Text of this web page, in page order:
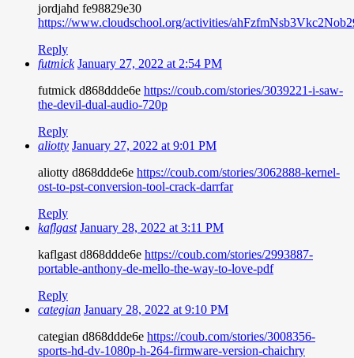
jordjahd fe98829e30
https://www.cloudschool.org/activities/
Reply
futmick January 27, 2022 at 2:54 PM
futmick d868ddde6e https://coub.com/stories/3039221-i-saw-
the-devil-dual-audio-720p
Reply
aliotty January 27, 2022 at 9:01 PM
aliotty d868ddde6e https://coub.com/stories/3062888-kernel-
ost-to-pst-conversion-tool-crack-darrfar
Reply
kaflgast January 28, 2022 at 3:11 PM
kaflgast d868ddde6e https://coub.com/stories/2993887-
portable-anthony-de-mello-the-way-to-love-pdf
Reply
categian January 28, 2022 at 9:10 PM
categian d868ddde6e https://coub.com/stories/3008356-
sports-hd-dv-1080p-h-264-firmware-version-chaichry